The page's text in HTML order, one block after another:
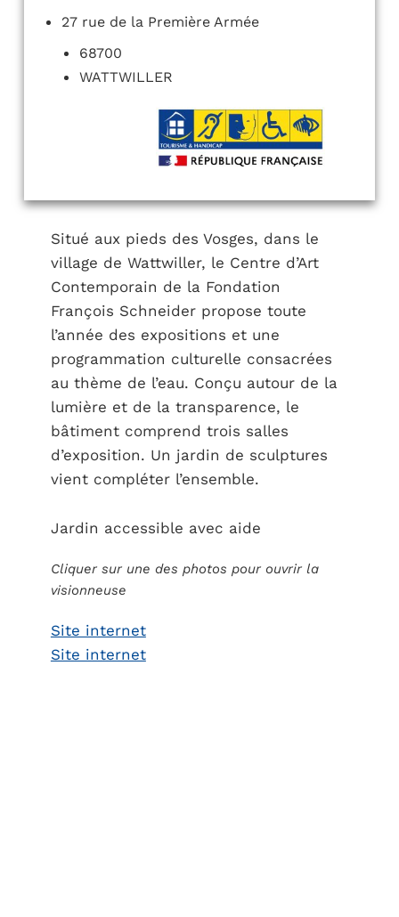
27 rue de la Première Armée
68700
WATTWILLER
Situé aux pieds des Vosges, dans le
village de Wattwiller, le Centre d’Art
Contemporain de la Fondation
François Schneider propose toute
l’année des expositions et une
programmation culturelle consacrées
au thème de l’eau. Conçu autour de la
lumière et de la transparence, le
bâtiment comprend trois salles
d’exposition. Un jardin de sculptures
vient compléter l’ensemble.
Jardin accessible avec aide
Cliquer sur une des photos pour ouvrir la
visionneuse
Site internet
Site internet